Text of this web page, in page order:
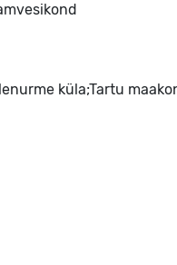
küla;Tartu